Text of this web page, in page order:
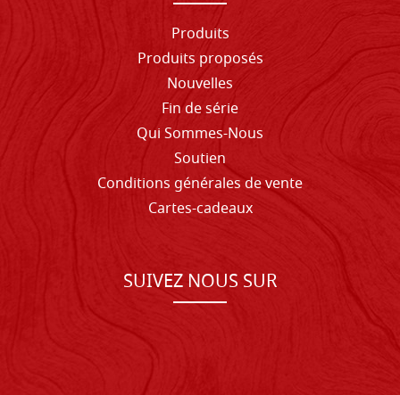
Produits
Produits proposés
Nouvelles
Fin de série
Qui Sommes-Nous
Soutien
Conditions générales de vente
Cartes-cadeaux
SUIVEZ NOUS SUR